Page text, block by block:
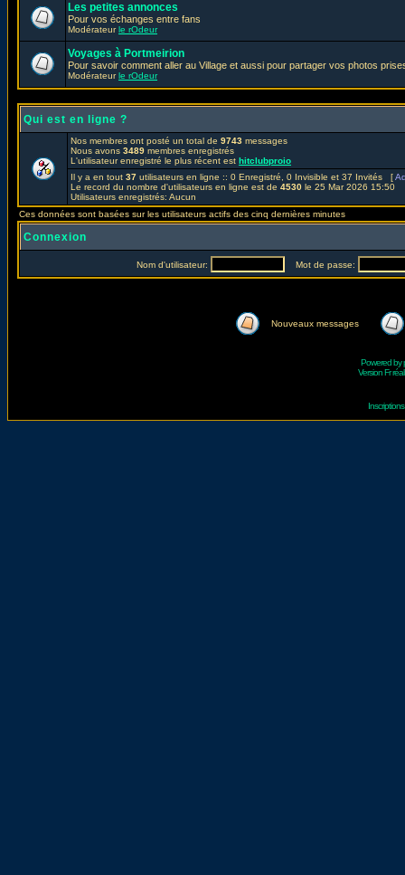
Les petites annonces
Pour vos échanges entre fans
Modérateurle rOdeur
Voyages à Portmeirion
Pour savoir comment aller au Village et aussi pour partager vos photos
Modérateurle rOdeur
Qui est en ligne ?
Nos membres ont posté un total de 9743 messages
Nous avons 3489 membres enregistrés
L'utilisateur enregistré le plus récent est hitclubproio
Il y a en tout 37 utilisateurs en ligne :: 0 Enregistré, 0 Invisible et 37 Invités [
Le record du nombre d'utilisateurs en ligne est de 4530 le 25 Mar 2026 15:50
Utilisateurs enregistrés: Aucun
Ces données sont basées sur les utilisateurs actifs des cinq dernières minutes
Connexion
Nom d'utilisateur: Mot de passe:
Nouveaux messages
Powered by
Version Fr